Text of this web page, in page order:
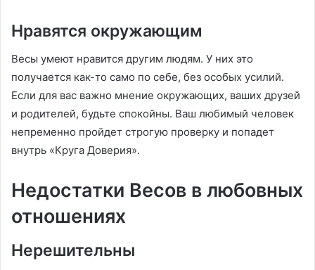
Нравятся окружающим
Весы умеют нравится другим людям. У них это
получается как-то само по себе, без особых усилий.
Если для вас важно мнение окружающих, ваших друзей
и родителей, будьте спокойны. Ваш любимый человек
непременно пройдет строгую проверку и попадет
внутрь «Круга Доверия».
Недостатки Весов в любовных
отношениях
Нерешительны